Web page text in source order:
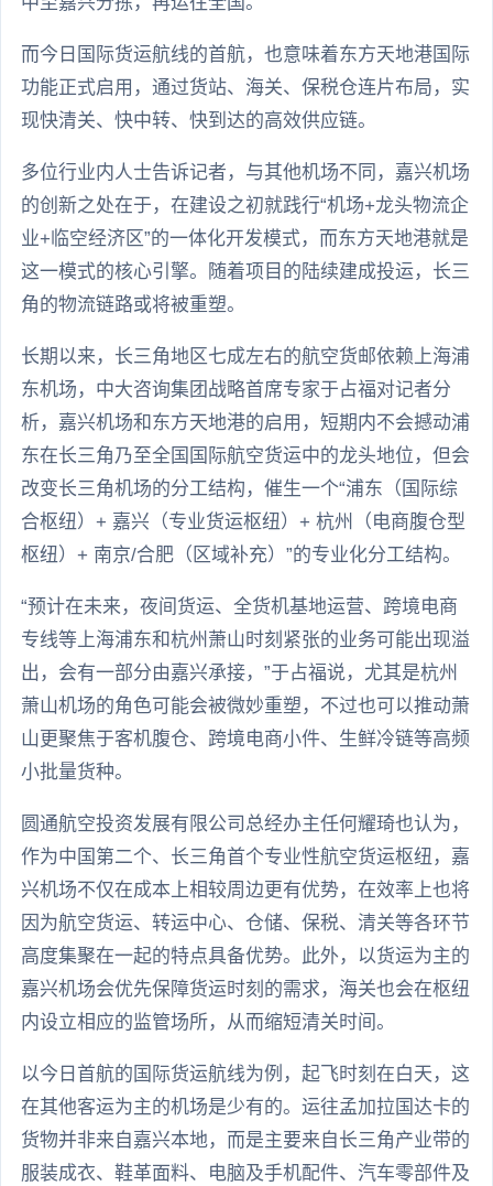
而今日国际货运航线的首航，也意味着东方天地港国际
功能正式启用，通过货站、海关、保税仓连片布局，实
现快清关、快中转、快到达的高效供应链。
多位行业内人士告诉记者，与其他机场不同，嘉兴机场
的创新之处在于，在建设之初就践行“机场+龙头物流企
业+临空经济区”的一体化开发模式，而东方天地港就是
这一模式的核心引擎。随着项目的陆续建成投运，长三
角的物流链路或将被重塑。
长期以来，长三角地区七成左右的航空货邮依赖上海浦
东机场，中大咨询集团战略首席专家于占福对记者分
析，嘉兴机场和东方天地港的启用，短期内不会撼动浦
东在长三角乃至全国国际航空货运中的龙头地位，但会
改变长三角机场的分工结构，催生一个“浦东（国际综
合枢纽）+ 嘉兴（专业货运枢纽）+ 杭州（电商腹仓型
枢纽）+ 南京/合肥（区域补充）”的专业化分工结构。
“预计在未来，夜间货运、全货机基地运营、跨境电商
专线等上海浦东和杭州萧山时刻紧张的业务可能出现溢
出，会有一部分由嘉兴承接，”于占福说，尤其是杭州
萧山机场的角色可能会被微妙重塑，不过也可以推动萧
山更聚焦于客机腹仓、跨境电商小件、生鲜冷链等高频
小批量货种。
圆通航空投资发展有限公司总经办主任何耀琦也‌认为，
作为中国第二个、长三角首个专业性航空货运枢纽，嘉
兴机场不仅在成本上相较周边更有优势，在效率上也将
因为航空货运、转运中心、仓储、保税、清关等各环节
高度集聚在一起的特点具备优势。此外，以货运为主的
嘉兴机场会优先保障货运时刻的需求，海关也会在枢纽
内设立相应的监管场所，从而缩短清关时间。
以今日首航的国际货运航线为例，起飞时刻在白天，这
在其他客运为主的机场是少有的。运往孟加拉国达卡的
货物并非来自嘉兴本地，而是主要来自长三角产业带的
服装成衣、鞋革面料、电脑及手机配件、汽车零部件及